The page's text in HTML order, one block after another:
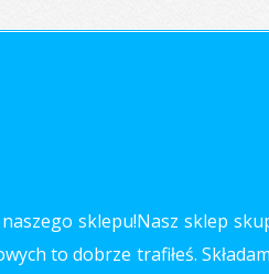
sklepu!Nasz sklep
to dobrze trafiłeś.